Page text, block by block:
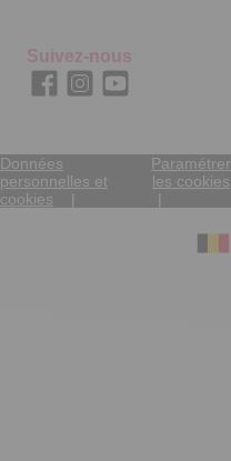
Suivez-nous
Données
personnelles et
cookies
Paramétrer
les cookies